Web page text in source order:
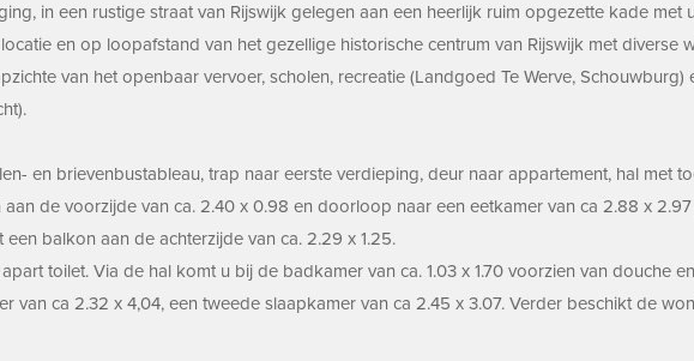
in een rustige straat van Rijswijk gelegen aan een heerlijk ruim opgezette kade met
en op loopafstand van het gezellige historische centrum van Rijswijk met diverse
van het openbaar vervoer, scholen, recreatie (Landgoed Te Werve, Schouwburg)
en brievenbustableau, trap naar eerste verdieping, deur naar appartement, hal met
de voorzijde van ca. 2.40 x 0.98 en doorloop naar een eetkamer van ca 2.88 x
balkon aan de achterzijde van ca. 2.29 x 1.25.
toilet. Via de hal komt u bij de badkamer van ca. 1.03 x 1.70 voorzien van douche
van ca 2.32 x 4,04, een tweede slaapkamer van ca 2.45 x 3.07. Verder beschikt de